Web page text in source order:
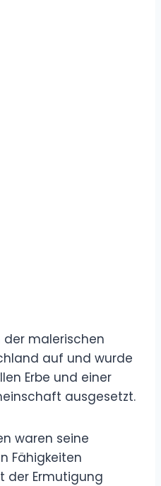
der malerischen
auf und wurde
Erbe und einer
ausgesetzt.
waren seine
Fähigkeiten
der Ermutigung